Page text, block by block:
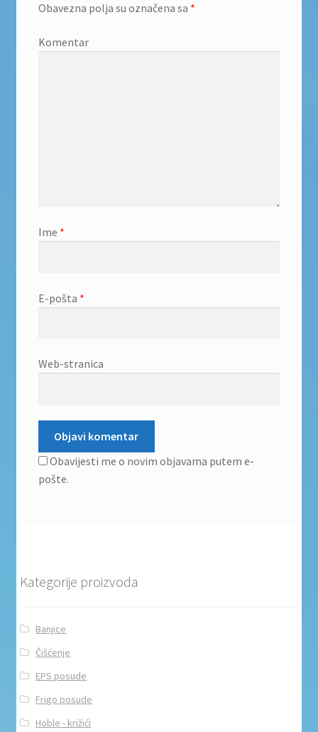
Obavezna polja su označena sa *
Komentar
Ime *
E-pošta *
Web-stranica
Obavijesti me o novim objavama putem e-
pošte.
Kategorije proizvoda
Banjice
Čišćenje
EPS posude
Frigo posude
Hoble - križići